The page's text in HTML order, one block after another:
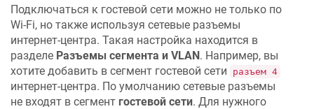
Подключаться к гостевой сети можно не только по
Wi-Fi, но также используя сетевые разъемы
интернет-центра. Такая настройка находится в
разделе Разъемы сегмента и VLAN. Например, вы
хотите добавить в сегмент гостевой сети
разъем 4
интернет-центра. По умолчанию сетевые разъемы
не входят в сегмент гостевой сети. Для нужного